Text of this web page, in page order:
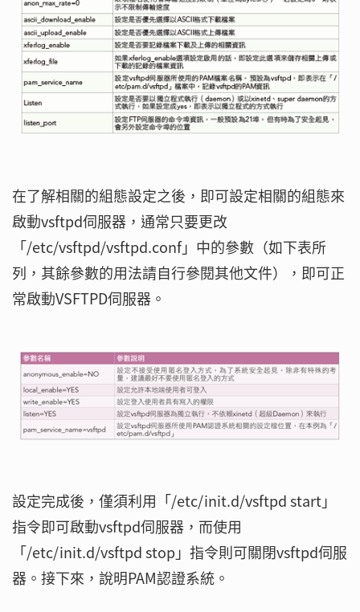
在了解相關的組態設定之後，即可設定相關的組態來
啟動vsftpd伺服器，通常只要更改
「/etc/vsftpd/vsftpd.conf」中的參數（如下表所
列，其餘參數的用法請自行參閱其他文件），即可正
常啟動VSFTPD伺服器。
設定完成後，僅須利用「/etc/init.d/vsftpd start」
指令即可啟動vsftpd伺服器，而使用
「/etc/init.d/vsftpd stop」指令則可關閉vsftpd伺服
器。接下來，說明PAM認證系統。